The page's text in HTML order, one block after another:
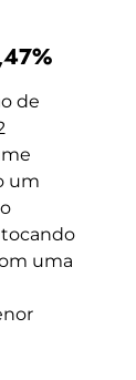
de
um
uma